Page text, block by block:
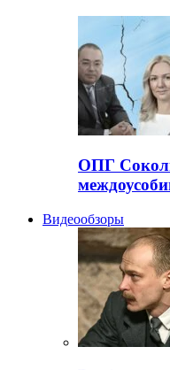
ОПГ
Видеообзоры